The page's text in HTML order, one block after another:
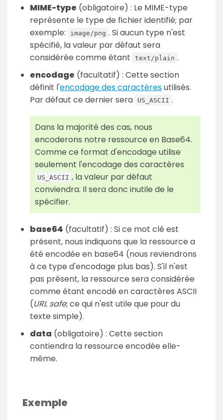
MIME-type (obligatoire) : Le MIME-type
représente le type de fichier identifié; par
exemple:
image/png . Si aucun type n'est
spécifié, la valeur par défaut sera
considérée comme étant
text/plain .
encodage (facultatif) : Cette section
définit l'encodage des caractèresutilisés.
Par défaut ce dernier sera
US_ASCII .
Dans la majorité des cas, nous
encoderons notre ressource en Base64.
Comme ce format d'encodage utilise
seulement l'encodage des caractères
US_ASCII , la valeur par défaut
conviendra. Il sera donc inutile de le
spécifier.
base64 (facultatif) : Si ce mot clé est
présent, nous indiquons que la ressource a
été encodée en base64 (nous reviendrons
à ce type d'encodage plus bas). S'il n'est
pas présent, la ressource sera considérée
comme étant encodé en caractères ASCII
(URL safe; ce qui n'est utile que pour du
texte simple).
data (obligatoire) : Cette section
contiendra la ressource encodée elle-
même.
Exemple